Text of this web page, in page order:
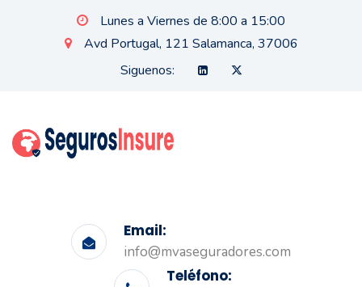
Lunes a Viernes de 8:00 a 15:00
Avd Portugal, 121 Salamanca, 37006
Siguenos:
Email:
info@mvaseguradores.com
Teléfono: